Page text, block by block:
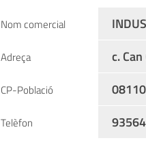
Nom comercial
Adreça c.
CP-Població
Telèfon